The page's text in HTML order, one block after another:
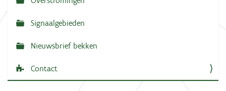
t
Signaalgebieden
Nieuwsbrief bekken
Contact